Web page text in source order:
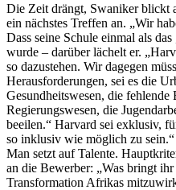
Die Zeit drängt, Swaniker blickt
ein nächstes Treffen an. „Wir
Dass seine Schule einmal als
wurde – darüber lächelt er.
so dazustehen. Wir dagegen
Herausforderungen, sei es die
Gesundheitswesen, die fehlende
Regierungswesen, die
beeilen.“ Harvard sei exklusiv,
so inklusiv wie möglich zu
Man setzt auf Talente.
an die Bewerber: „Was bringt
Transformation Afrikas